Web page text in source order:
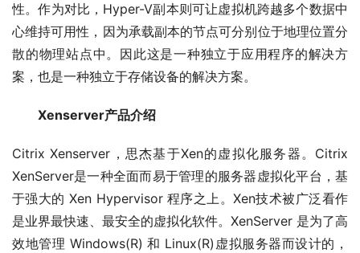
性。作为对比，Hyper-V副本则可让虚拟机跨越多个数据中
心维持可用性，因为承载副本的节点可分别位于地理位置分
散的物理站点中。因此这是一种独立于应用程序的解决方
案，也是一种独立于存储设备的解决方案。
Xenserver产品介绍
Citrix Xenserver，思杰基于Xen的虚拟化服务器。Citrix
XenServer是一种全面而易于管理的服务器虚拟化平台，基
于强大的 Xen Hypervisor 程序之上。Xen技术被广泛看作
是业界最快速、最安全的虚拟化软件。XenServer 是为了高
效地管理 Windows(R) 和 Linux(R)虚拟服务器而设计的，